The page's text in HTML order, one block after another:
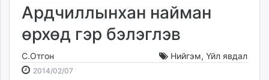
Төрийн
Нийслэлийн
dorgio.mn
Gogo.mn
Ардчиллынхан найман
өрхөд гэр бэлэглэв
С.Отгон Нийгэм, Үйл явдал
2014/02/07